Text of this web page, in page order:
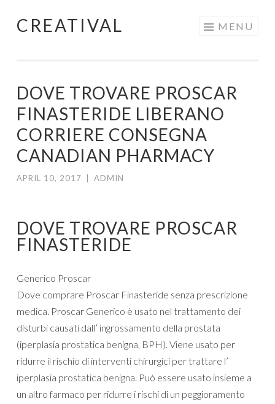
Skip
CREATIVAL MENU
DOVE TROVARE PROSCAR
FINASTERIDE LIBERANO
CORRIERE CONSEGNA
CANADIAN PHARMACY
APRIL 10, 2017 ADMIN
DOVE TROVARE PROSCAR
FINASTERIDE
Generico Proscar
Dove comprare Proscar Finasteride senza prescrizione
medica. Proscar Generico è usato nel trattamento dei
disturbi causati dall’ ingrossamento della prostata
(iperplasia prostatica benigna, BPH). Viene usato per
ridurre il rischio di interventi chirurgici per trattare l’
iperplasia prostatica benigna. Può essere usato insieme a
un altro farmaco per ridurre i rischi di un peggioramento